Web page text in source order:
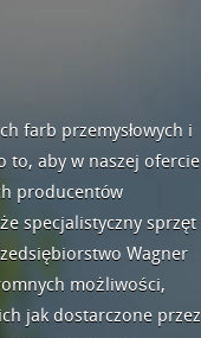
farb przemysłowych i
to, aby w naszej ofercie
producentów
specjalistyczny sprzęt
Wagner
możliwości,
jak dostarczone przez